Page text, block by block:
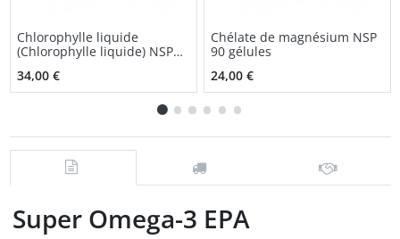
Chlorophylle liquide
(Chlorophylle liquide) NSP
34,00 €
Chélate de magnésium NSP
90 gélules
24,00 €
Super Omega-3 EPA